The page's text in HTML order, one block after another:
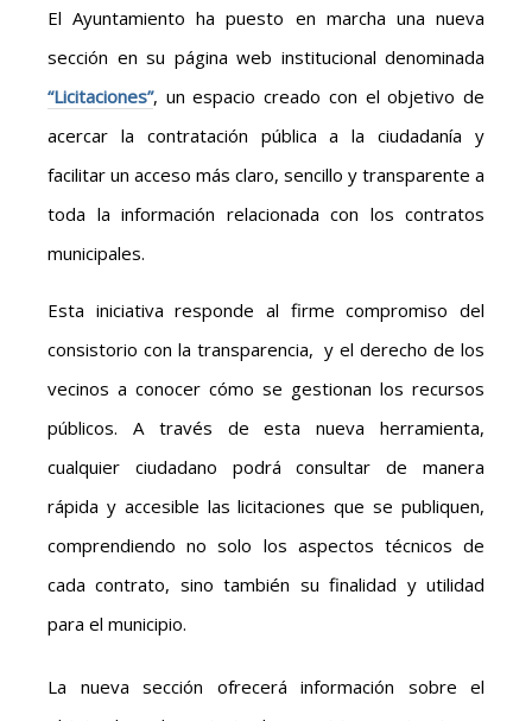
El Ayuntamiento ha puesto en marcha una nueva
sección en su página web institucional denominada
“Licitaciones”, un espacio creado con el objetivo de
acercar la contratación pública a la ciudadanía y
facilitar un acceso más claro, sencillo y transparente a
toda la información relacionada con los contratos
municipales.
Esta iniciativa responde al firme compromiso del
consistorio con la transparencia, y el derecho de los
vecinos a conocer cómo se gestionan los recursos
públicos. A través de esta nueva herramienta,
cualquier ciudadano podrá consultar de manera
rápida y accesible las licitaciones que se publiquen,
comprendiendo no solo los aspectos técnicos de
cada contrato, sino también su finalidad y utilidad
para el municipio.
La nueva sección ofrecerá información sobre el